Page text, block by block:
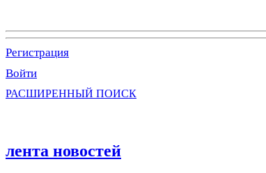
Регистрация
Войти
РАСШИРЕННЫЙ ПОИСК
лента новостей